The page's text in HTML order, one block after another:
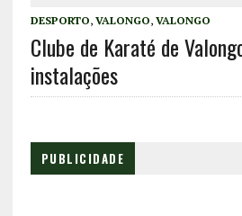
DESPORTO, VALONGO, VALONGO
Clube de Karaté de
instalações
PUBLICIDADE